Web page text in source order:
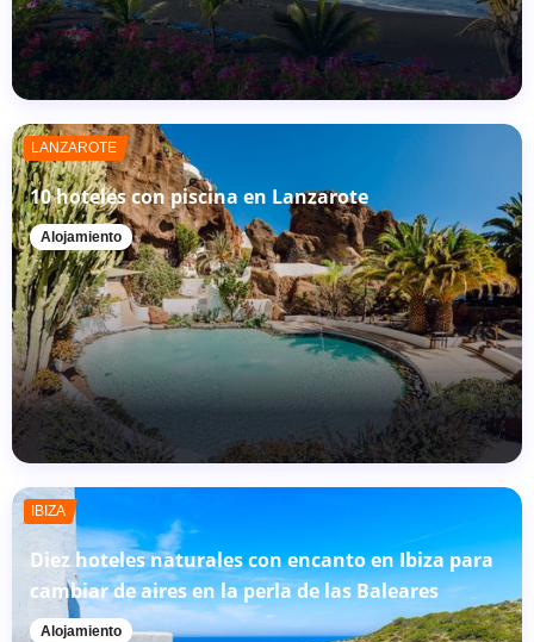
LANZAROTE
10 hoteles con piscina en Lanzarote
Alojamiento
IBIZA
Diez hoteles naturales con encanto en Ibiza para
cambiar de aires en la perla de las Baleares
Alojamiento